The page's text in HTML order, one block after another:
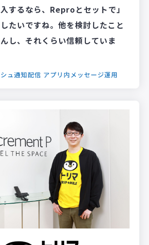
入するなら、Reproとセットで」
たいですね。他を検討したこと
し、それくらい信頼していま
ュ通知配信 アプリ内メッセージ運用